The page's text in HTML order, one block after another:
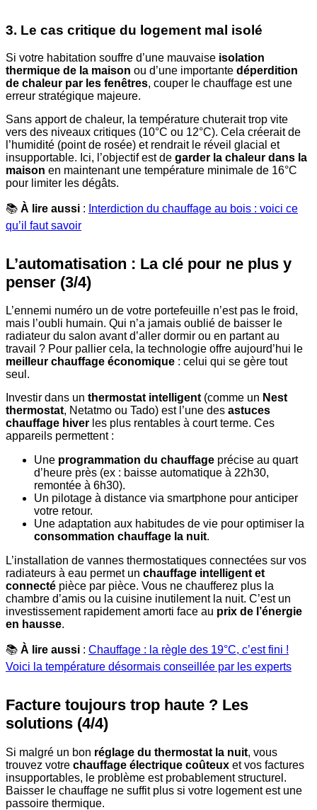
3. Le cas critique du logement mal isolé
Si votre habitation souffre d’une mauvaise isolation
thermique de la maison ou d’une importante déperdition
de chaleur par les fenêtres, couper le chauffage est une
erreur stratégique majeure.
Sans apport de chaleur, la température chuterait trop vite
vers des niveaux critiques (10°C ou 12°C). Cela créerait de
l’humidité (point de rosée) et rendrait le réveil glacial et
insupportable. Ici, l’objectif est de garder la chaleur dans la
maison en maintenant une température minimale de 16°C
pour limiter les dégâts.
📚 À lire aussi : Interdiction du chauffage au bois : voici ce
qu’il faut savoir
L’automatisation : La clé pour ne plus y
penser (3/4)
L’ennemi numéro un de votre portefeuille n’est pas le froid,
mais l’oubli humain. Qui n’a jamais oublié de baisser le
radiateur du salon avant d’aller dormir ou en partant au
travail ? Pour pallier cela, la technologie offre aujourd’hui le
meilleur chauffage économique : celui qui se gère tout
seul.
Investir dans un thermostat intelligent (comme un Nest
thermostat, Netatmo ou Tado) est l’une des astuces
chauffage hiver les plus rentables à court terme. Ces
appareils permettent :
Une programmation du chauffage précise au quart
d’heure près (ex : baisse automatique à 22h30,
remontée à 6h30).
Un pilotage à distance via smartphone pour anticiper
votre retour.
Une adaptation aux habitudes de vie pour optimiser la
consommation chauffage la nuit.
L’installation de vannes thermostatiques connectées sur vos
radiateurs à eau permet un chauffage intelligent et
connecté pièce par pièce. Vous ne chaufferez plus la
chambre d’amis ou la cuisine inutilement la nuit. C’est un
investissement rapidement amorti face au prix de l’énergie
en hausse.
📚 À lire aussi : Chauffage : la règle des 19°C, c’est fini !
Voici la température désormais conseillée par les experts
Facture toujours trop haute ? Les
solutions (4/4)
Si malgré un bon réglage du thermostat la nuit, vous
trouvez votre chauffage électrique coûteux et vos factures
insupportables, le problème est probablement structurel.
Baisser le chauffage ne suffit plus si votre logement est une
passoire thermique.